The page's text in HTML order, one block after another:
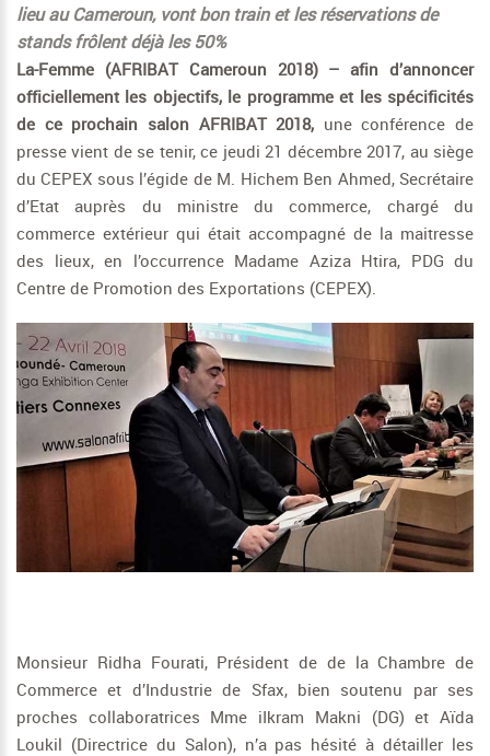
lieu au Cameroun, vont bon train et les réservations de
stands frôlent déjà les 50%
La-Femme (AFRIBAT Cameroun 2018) – afin d’annoncer
officiellement les objectifs, le programme et les spécificités
de ce prochain salon AFRIBAT 2018, une conférence de
presse vient de se tenir, ce jeudi 21 décembre 2017, au siège
du CEPEX sous l’égide de M. Hichem Ben Ahmed, Secrétaire
d’Etat auprès du ministre du commerce, chargé du
commerce extérieur qui était accompagné de la maitresse
des lieux, en l’occurrence Madame Aziza Htira, PDG du
Centre de Promotion des Exportations (CEPEX).
Monsieur Ridha Fourati, Président de de la Chambre de
Commerce et d’Industrie de Sfax, bien soutenu par ses
proches collaboratrices Mme iIkram Makni (DG) et Aïda
Loukil (Directrice du Salon), n’a pas hésité à détailler les